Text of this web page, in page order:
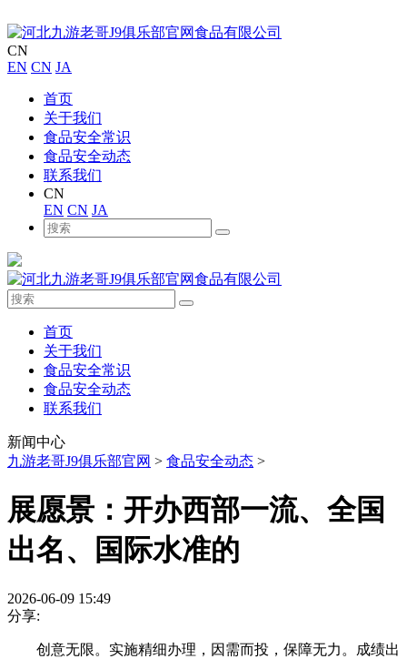
CN
EN CN JA
首页
关于我们
食品安全常识
食品安全动态
联系我们
CN
EN CN JA
首页
关于我们
食品安全常识
食品安全动态
联系我们
新闻中心
九游老哥J9俱乐部官网 > 食品安全动态 >
展愿景：开办西部一流、全国
出名、国际水准的
2026-06-09 15:49
分享:
创意无限。实施精细办理，因需而投，保障无力。成绩出